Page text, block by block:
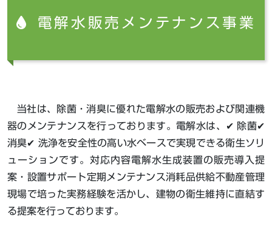
電解水販売メンテナンス事業
当社は、除菌・消臭に優れた電解水の販売および関連機
器のメンテナンスを行っております。電解水は、✔ 除菌✔
消臭✔ 洗浄を安全性の高い水ベースで実現できる衛生ソリ
ューションです。対応内容電解水生成装置の販売導入提
案・設置サポート定期メンテナンス消耗品供給不動産管理
現場で培った実務経験を活かし、建物の衛生維持に直結す
る提案を行っております。